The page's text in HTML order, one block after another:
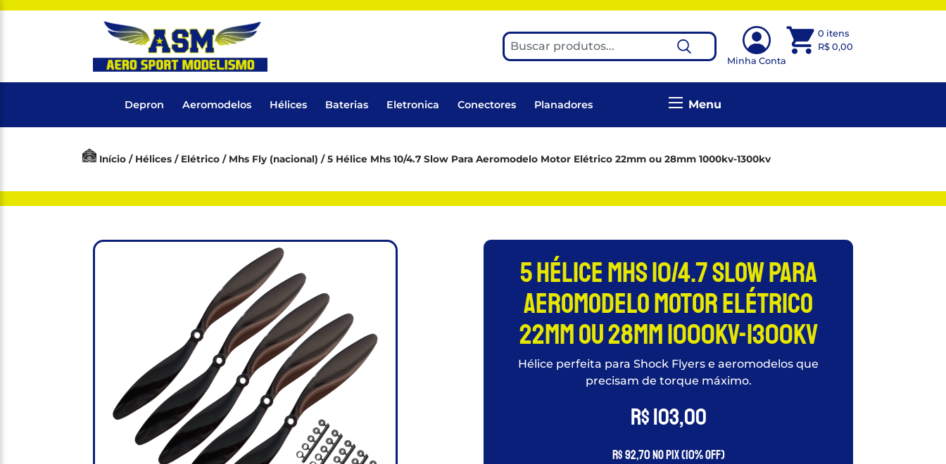
Minha Conta
0 itens
R$ 0,00
Depron Aeromodelos Hélices Baterias Eletronica Conectores Planadores Menu
Início / Hélices / Elétrico / Mhs Fly (nacional) / 5 Hélice Mhs 10/4.7 Slow Para Aeromodelo Motor Elétrico 22mm ou 28mm 1000kv-1300kv
5 Hélice Mhs 10/4.7 Slow Para
Aeromodelo Motor Elétrico
22mm ou 28mm 1000kv-1300kv
Hélice perfeita para Shock Flyers e aeromodelos que
precisam de torque máximo.
R$103,00
R$92,70no PIX (10% OFF)